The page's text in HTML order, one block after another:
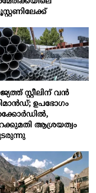
സ്റ്റീലിന് വൻ
ഉപഭോഗം
ആശ്രയത്വം